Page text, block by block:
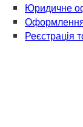
Юридичне
Оформлення
Реєстрація